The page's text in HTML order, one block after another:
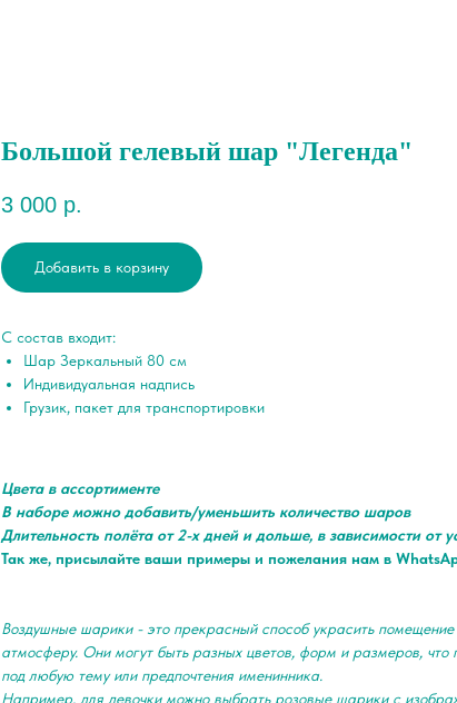
Большой гелевый шар "Легенда"
3 000 р.
Добавить в корзину
С состав входит:
Шар Зеркальный 80 см
Индивидуальная надпись
Грузик, пакет для транспортировки
Цвета в ассортименте
В наборе можно добавить/уменьшить количество шаров
Длительность полёта от 2-х дней и дольше, в зависимости от
Так же, присылайте ваши примеры и пожелания нам в
Воздушные шарики - это прекрасный способ украсить помещение
атмосферу. Они могут быть разных цветов, форм и размеров, что
под любую тему или предпочтения именинника.
Например, для девочки можно выбрать розовые шарики с